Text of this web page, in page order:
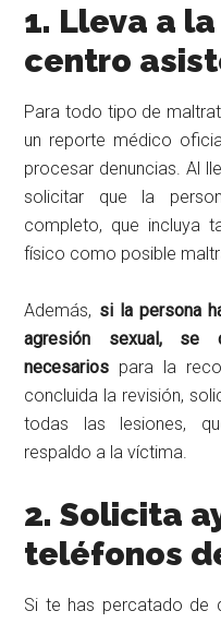
1. Lleva a
centro
Para todo tipo de
un reporte médico
procesar denuncias. Al
solicitar que la
completo, que incluya
físico como posible
Además, si la persona
agresión sexual, se
necesarios para la
concluida la revisión,
todas las lesiones,
respaldo a la víctima.
2. Solicita
teléfonos
Si te has percatado de